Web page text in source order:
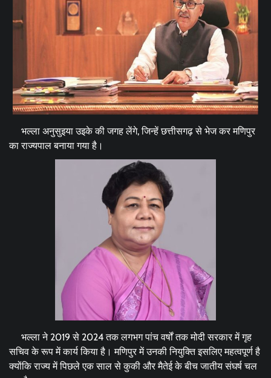
भल्ला अनुसुइया उइके की जगह लेंगे, जिन्हें छत्तीसगढ़ से भेज कर मणिपुर
का राज्यपाल बनाया गया है।
भल्ला ने 2019 से 2024 तक लगभग पांच वर्षों तक मोदी सरकार में गृह
सचिव के रूप में कार्य किया है। मणिपुर में उनकी नियुक्ति इसलिए महत्वपूर्ण है
क्योंकि राज्य में पिछले एक साल से कुकी और मैतेई के बीच जातीय संघर्ष चल